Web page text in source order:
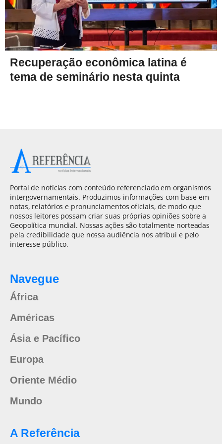
Recuperação econômica latina é
tema de seminário nesta quinta
Portal de notícias com conteúdo referenciado em organismos
intergovernamentais. Produzimos informações com base em
notas, relatórios e pronunciamentos oficiais, de modo que
nossos leitores possam criar suas próprias opiniões sobre a
Geopolítica mundial. Nossas ações são totalmente norteadas
pela credibilidade que nossa audiência nos atribui e pelo
interesse público.
Navegue
África
Américas
Ásia e Pacífico
Europa
Oriente Médio
Mundo
A Referência